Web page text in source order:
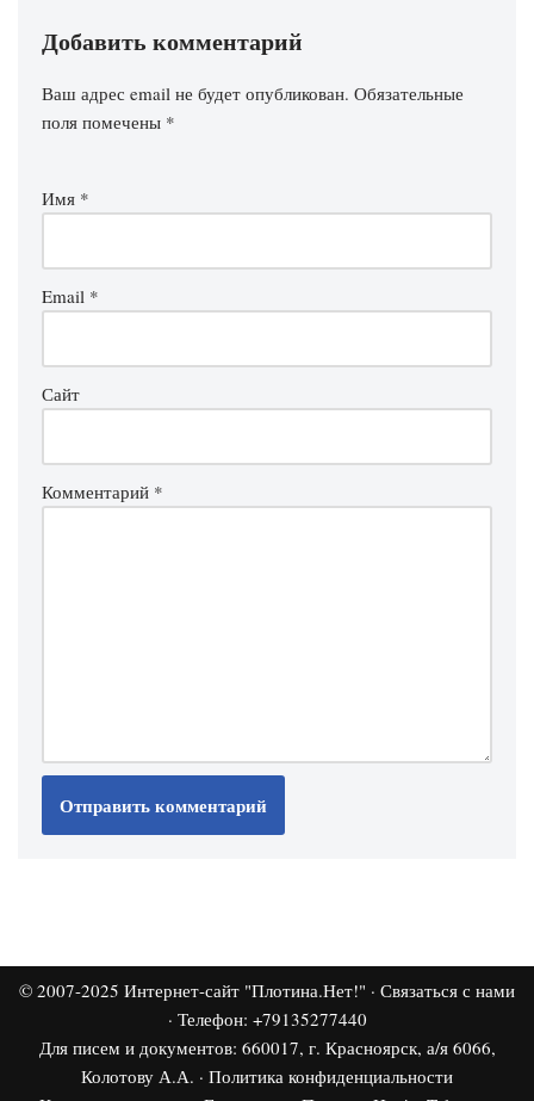
Добавить комментарий
Ваш адрес email не будет опубликован. Обязательные
поля помечены *
Имя *
Email *
Сайт
Комментарий *
© 2007-2025 Интернет-сайт "Плотина.Нет!" · Связаться с нами
· Телефон: +79135277440
Для писем и документов: 660017, г. Красноярск, а/я 6066,
Колотову А.А. · Политика конфиденциальности